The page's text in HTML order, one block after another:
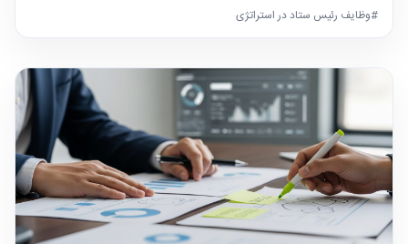
#وظایف رئیس ستاد در استراتژی